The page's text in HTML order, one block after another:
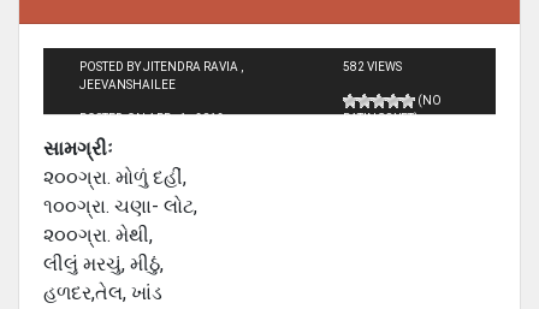
POSTED BY JITENDRA RAVIA ,
JEEVANSHAILEE
POSTED ON APR - 1 - 2012
582 VIEWS
(NO
RATINGS YET)
સામગ્રીઃ
૨૦૦ગ્રા. મોળું દહીં,
૧૦૦ગ્રા. ચણા- લોટ,
૨૦૦ગ્રા. મેથી,
લીલું મરચું, મીઠું,
હળદર,તેલ, ખાંડ